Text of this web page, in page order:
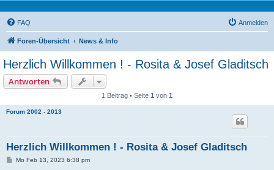
FAQ Anmelden
Foren-Übersicht News & Info
Herzlich Willkommen ! - Rosita & Josef Gladitsch
Antworten
1 Beitrag • Seite 1 von 1
Forum 2002 - 2013
Herzlich Willkommen ! - Rosita & Josef Gladitsch
BMo Feb 13, 2023 6:38 pm